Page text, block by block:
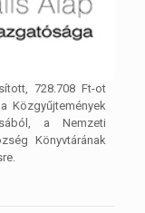
728.708 Ft-ot
Közgyűjtemények
a Nemzeti
Könyvtárának